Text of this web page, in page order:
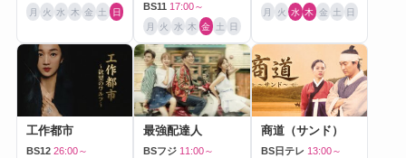
月 火 水 木 金 土 日 BS11 17:00～
月 火 水 木 金 土 日
月 火 水 木 金 土 日
工作都市
BS12 26:00～
最強配達人
BSフジ 11:00～
商道（サンド）
BS日テレ 13:00～